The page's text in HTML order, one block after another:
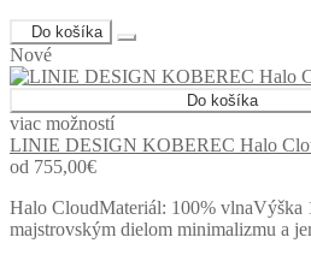
Do košíka
Nové
Do košíka
viac možností
LINIE DESIGN KOBEREC Halo
od 755,00€
Halo CloudMateriál: 100% vlnaVýška
majstrovským dielom minimalizmu a